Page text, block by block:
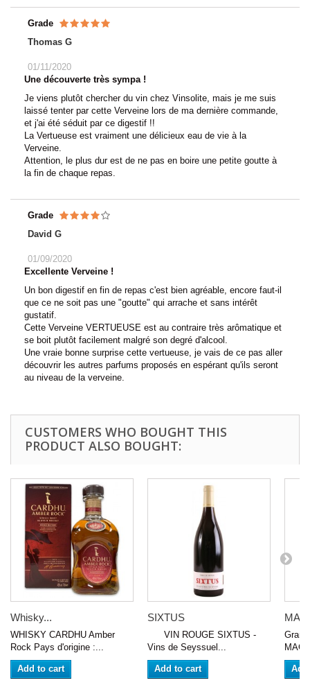
Grade
Thomas G
01/11/2020
Une découverte très sympa !
Je viens plutôt chercher du vin chez Vinsolite, mais je me suis
laissé tenter par cette Verveine lors de ma dernière commande,
et j'ai été séduit par ce digestif !!
La Vertueuse est vraiment une délicieux eau de vie à la
Verveine.
Attention, le plus dur est de ne pas en boire une petite goutte à
la fin de chaque repas.
Grade
David G
01/09/2020
Excellente Verveine !
Un bon digestif en fin de repas c'est bien agréable, encore faut-il
que ce ne soit pas une "goutte" qui arrache et sans intérêt
gustatif.
Cette Verveine VERTUEUSE est au contraire très arômatique et
se boit plutôt facilement malgré son degré d'alcool.
Une vraie bonne surprise cette vertueuse, je vais de ce pas aller
découvrir les autres parfums proposés en espérant qu'ils seront
au niveau de la verveine.
CUSTOMERS WHO BOUGHT THIS
PRODUCT ALSO BOUGHT:
Whisky...
WHISKY CARDHU Amber
Rock Pays d'origine :...
Add to cart
SIXTUS
VIN ROUGE SIXTUS -
Vins de Seyssuel...
Add to cart